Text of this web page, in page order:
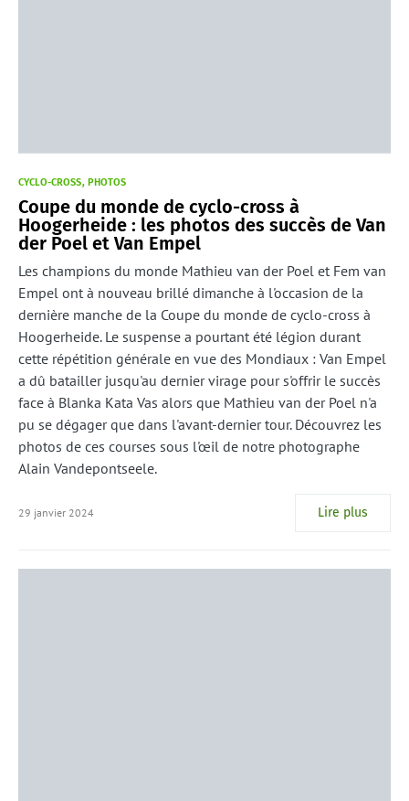
CYCLO-CROSS PHOTOS
Coupe du monde de cyclo-cross à
Hoogerheide : les photos des succès de Van
der Poel et Van Empel
Les champions du monde Mathieu van der Poel et Fem van
Empel ont à nouveau brillé dimanche à l'occasion de la
dernière manche de la Coupe du monde de cyclo-cross à
Hoogerheide. Le suspense a pourtant été légion durant
cette répétition générale en vue des Mondiaux : Van Empel
a dû batailler jusqu'au dernier virage pour s'offrir le succès
face à Blanka Kata Vas alors que Mathieu van der Poel n'a
pu se dégager que dans l'avant-dernier tour. Découvrez les
photos de ces courses sous l'œil de notre photographe
Alain Vandepontseele.
29 janvier 2024 Lire plus